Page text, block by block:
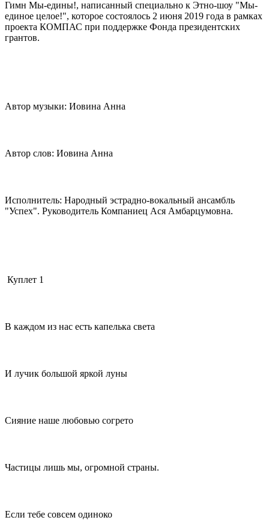
Гимн Мы-едины!, написанный специально к Этно-шоу "Мы-
единое целое!", которое состоялось 2 июня 2019 года в рамках
проекта КОМПАС при поддержке Фонда президентских
грантов.
Автор музыки: Иовина Анна
Автор слов: Иовина Анна
Исполнитель: Народный эстрадно-вокальный ансамбль
"Успех". Руководитель Компаниец Ася Амбарцумовна.
Куплет 1
В каждом из нас есть капелька света
И лучик большой яркой луны
Сияние наше любовью согрето
Частицы лишь мы, огромной страны.
Если тебе совсем одиноко